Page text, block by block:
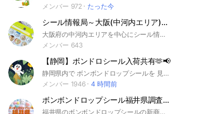
メンバー 972
たった今
シール情報局～大阪(中河内エリア)八尾市、柏原市、東大阪市
大阪府の中河内エリアを中心にシール情報を交換していきましょう！(中河内エリア以外でもOK！)もちろんオンラインショップでもOK！みんなで楽しくシール情報交換していきましょう！＃シール＃ボンボンドロップシール＃シール情報＃シール大阪府
メンバー 643
【静岡】ボンドロシール入荷共有🫶📢
静岡県内で ボンボンドロップシールを 見つけた・入荷していた・完売していた 情報を共有するオープンチャットです。 #ボンドロ #ボンボンドロップシール #シール帳
メンバー 1946
4 時間前
ボンボンドロップシール福井県調査隊#シルパト
福井県のボンボンドロップシールの新商品、入荷情報や発見情報などをみんなで調査するオプチャ #シル活 #ボンドロ